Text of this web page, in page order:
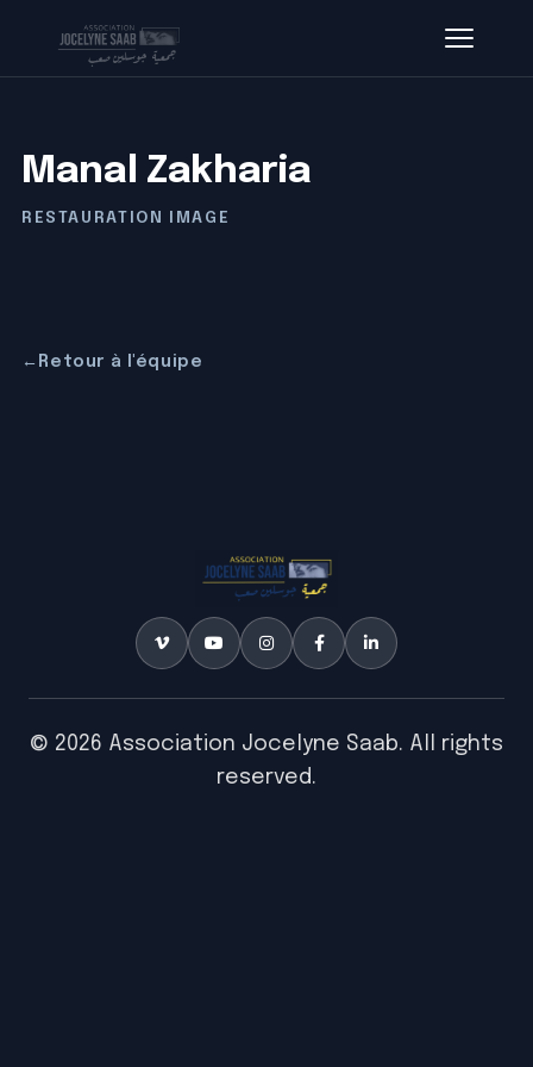
Manal Zakharia
RESTAURATION IMAGE
← Retour à l'équipe
© 2026 Association Jocelyne Saab. All rights
reserved.